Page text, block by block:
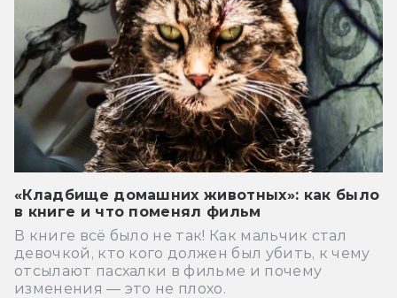
«Кладбище домашних животных»: как было
в книге и что поменял фильм
В книге всё было не так! Как мальчик стал
девочкой, кто кого должен был убить, к чему
отсылают пасхалки в фильме и почему
изменения — это не плохо.